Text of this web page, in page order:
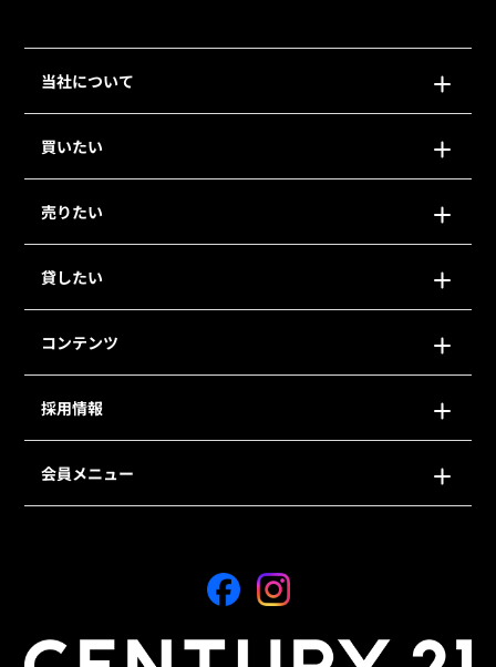
当社について
買いたい
売りたい
貸したい
コンテンツ
採用情報
会員メニュー